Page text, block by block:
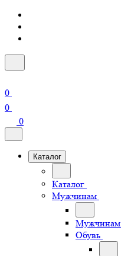
0
0
0
Каталог
Каталог
Мужчинам
Мужчинам
Обувь